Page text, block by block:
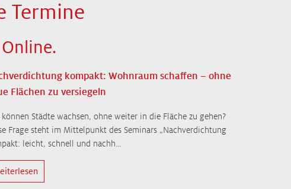
Termine
kompakt: Wohnraum schaffen – ohne
Flächen zu versiegeln
können Städte wachsen, ohne weiter in die Fläche zu gehen?
Frage steht im Mittelpunkt des Seminars „Nachverdichtung
leicht, schnell und nachh…